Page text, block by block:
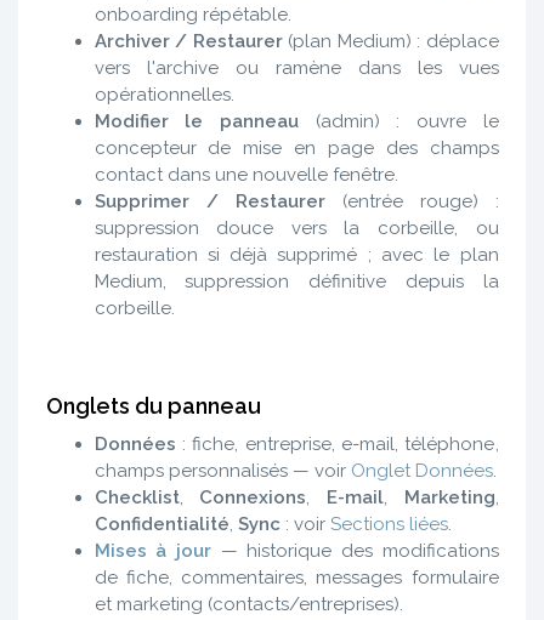
onboarding répétable.
Archiver / Restaurer(plan Medium) : déplace
vers l'archive ou ramène dans les vues
opérationnelles.
Modifier le panneau(admin) : ouvre le
concepteur de mise en page des champs
contact dans une nouvelle fenêtre.
Supprimer / Restaurer(entrée rouge) :
suppression douce vers la corbeille, ou
restauration si déjà supprimé ; avec le plan
Medium, suppression définitive depuis la
corbeille.
Onglets du panneau
Données : fiche, entreprise, e-mail, téléphone,
champs personnalisés — voir Onglet Données.
Checklist, Connexions E-mail, Marketing
Confidentialité Sync: voir Sections liées.
Mises à jour— historique des modifications
de fiche, commentaires, messages formulaire
et marketing (contacts/entreprises).